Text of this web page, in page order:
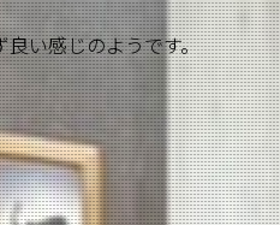
い感じのようです。